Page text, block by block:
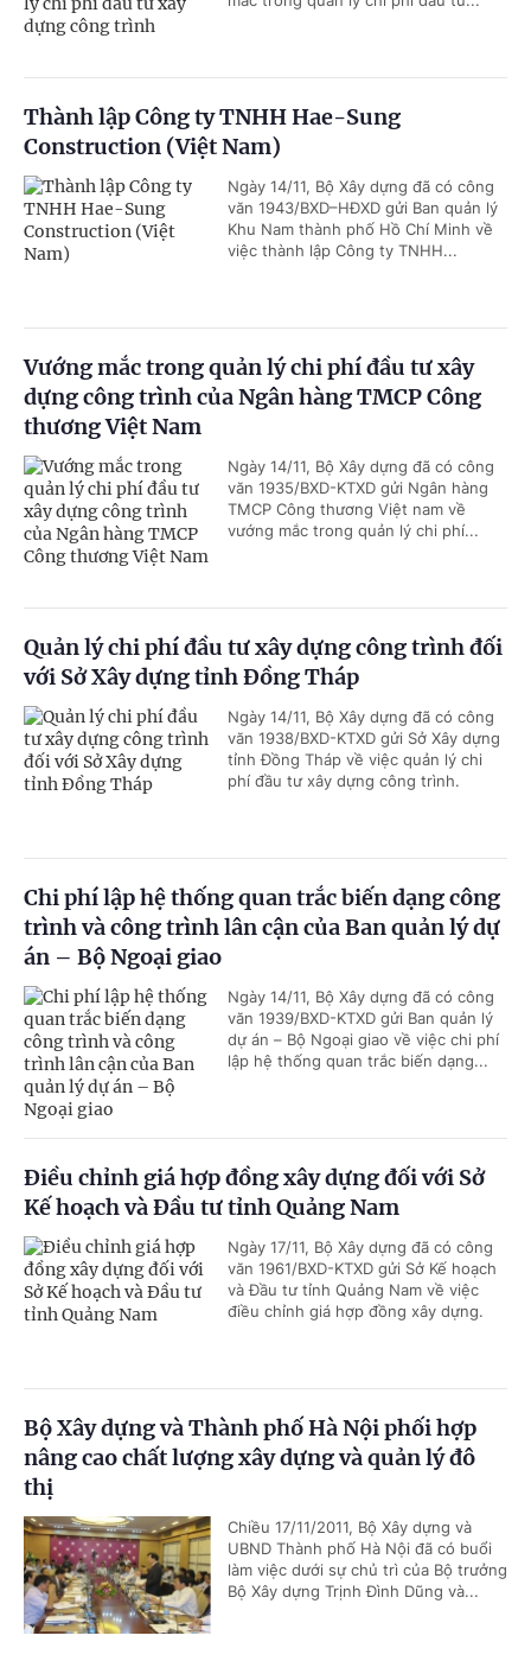
Thành lập Công ty TNHH Hae-Sung
Construction (Việt Nam)
Ngày 14/11, Bộ Xây dựng đã có công
văn 1943/BXD–HĐXD gửi Ban quản lý
Khu Nam thành phố Hồ Chí Minh về
việc thành lập Công ty TNHH...
Vướng mắc trong quản lý chi phí đầu tư xây
dựng công trình của Ngân hàng TMCP Công
thương Việt Nam
Ngày 14/11, Bộ Xây dựng đã có công
văn 1935/BXD-KTXD gửi Ngân hàng
TMCP Công thương Việt nam về
vướng mắc trong quản lý chi phí...
Quản lý chi phí đầu tư xây dựng công trình đối
với Sở Xây dựng tỉnh Đồng Tháp
Ngày 14/11, Bộ Xây dựng đã có công
văn 1938/BXD-KTXD gửi Sở Xây dựng
tỉnh Đồng Tháp về việc quản lý chi
phí đầu tư xây dựng công trình.
Chi phí lập hệ thống quan trắc biến dạng công
trình và công trình lân cận của Ban quản lý dự
án – Bộ Ngoại giao
Ngày 14/11, Bộ Xây dựng đã có công
văn 1939/BXD-KTXD gửi Ban quản lý
dự án – Bộ Ngoại giao về việc chi phí
lập hệ thống quan trắc biến dạng...
Điều chỉnh giá hợp đồng xây dựng đối với Sở
Kế hoạch và Đầu tư tỉnh Quảng Nam
Ngày 17/11, Bộ Xây dựng đã có công
văn 1961/BXD-KTXD gửi Sở Kế hoạch
và Đầu tư tỉnh Quảng Nam về việc
điều chỉnh giá hợp đồng xây dựng.
Bộ Xây dựng và Thành phố Hà Nội phối hợp
nâng cao chất lượng xây dựng và quản lý đô
thị
Chiều 17/11/2011, Bộ Xây dựng và
UBND Thành phố Hà Nội đã có buổi
làm việc dưới sự chủ trì của Bộ trưởng
Bộ Xây dựng Trịnh Đình Dũng và...